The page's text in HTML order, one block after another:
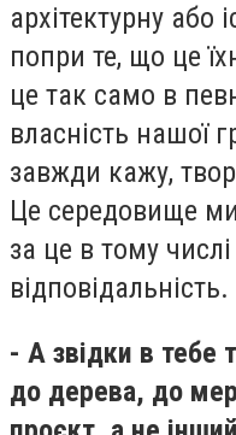
архітектурну або
попри те, що це
це так само в
власність нашої
завжди кажу,
Це середовище
за це в тому
відповідальність.
- А звідки в тебе
до дерева, до